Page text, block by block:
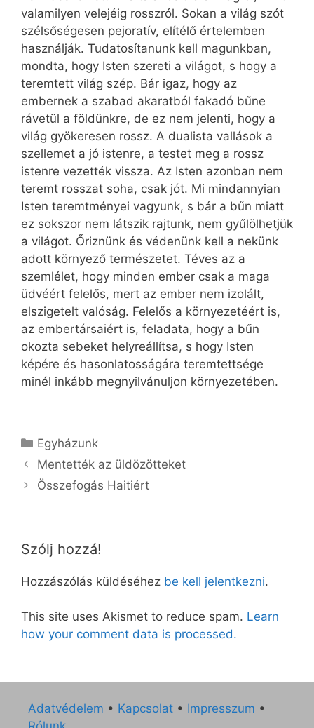
valamilyen velejéig rosszról. Sokan a világ szót
szélsőségesen pejoratív, elítélő értelemben
használják. Tudatosítanunk kell magunkban,
mondta, hogy Isten szereti a világot, s hogy a
teremtett világ szép. Bár igaz, hogy az
embernek a szabad akaratból fakadó bűne
rávetül a földünkre, de ez nem jelenti, hogy a
világ gyökeresen rossz. A dualista vallások a
szellemet a jó istenre, a testet meg a rossz
istenre vezették vissza. Az Isten azonban nem
teremt rosszat soha, csak jót. Mi mindannyian
Isten teremtményei vagyunk, s bár a bűn miatt
ez sokszor nem látszik rajtunk, nem gyűlölhetjük
a világot. Őriznünk és védenünk kell a nekünk
adott környező természetet. Téves az a
szemlélet, hogy minden ember csak a maga
üdvéért felelős, mert az ember nem izolált,
elszigetelt valóság. Felelős a környezetéért is,
az embertársaiért is, feladata, hogy a bűn
okozta sebeket helyreállítsa, s hogy Isten
képére és hasonlatosságára teremtettsége
minél inkább megnyilvánuljon környezetében.
Kategória
Egyházunk
Mentették az üldözötteket
Összefogás Haitiért
Szólj hozzá!
Hozzászólás küldéséhez be kell jelentkezni.
This site uses Akismet to reduce spam. Learn
how your comment data is processed.
Adatvédelem • Kapcsolat • Impresszum •